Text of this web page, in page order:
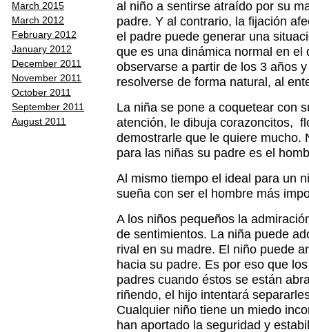
March 2015
March 2012
February 2012
January 2012
December 2011
November 2011
October 2011
September 2011
August 2011
al niño a sentirse atraído por su
padre. Y al contrario, la fijación
el padre puede generar una
que es una dinámica normal en
observarse a partir de los 3 años
resolverse de forma natural, al
La niña se pone a coquetear con
atención, le dibuja corazoncitos,
demostrarle que le quiere mucho.
para las niñas su padre es el
Al mismo tiempo el ideal para un
sueña con ser el hombre más
A los niños pequeños la
de sentimientos. La niña puede
rival en su madre. El niño puede
hacia su padre. Es por eso que
padres cuando éstos se están
riñendo, el hijo intentará
Cualquier niño tiene un miedo
han aportado la seguridad y